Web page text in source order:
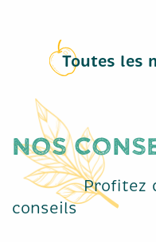
Toutes les
Nos
Profitez
conseils